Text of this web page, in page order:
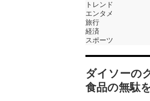
トレンド
エンタメ
旅行
経済
スポーツ
ダイソーの
食品の無駄